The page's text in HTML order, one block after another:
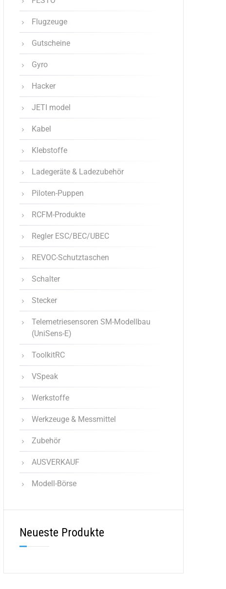
Flugzeuge
Gutscheine
Gyro
Hacker
JETI model
Kabel
Klebstoffe
Ladegeräte & Ladezubehör
Piloten-Puppen
RCFM-Produkte
Regler ESC/BEC/UBEC
REVOC-Schutztaschen
Schalter
Stecker
Telemetriesensoren SM-Modellbau
(UniSens-E)
ToolkitRC
VSpeak
Werkstoffe
Werkzeuge & Messmittel
Zubehör
AUSVERKAUF
Modell-Börse
Neueste Produkte